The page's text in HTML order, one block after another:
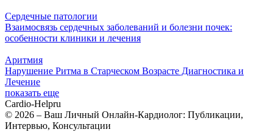
Сердечные патологии
Взаимосвязь сердечных заболеваний и болезни почек:
особенности клиники и лечения
Аритмия
Нарушение Ритма в Старческом Возрасте Диагностика и
Лечение
показать еще
Cardio-Helpru
© 2026 – Ваш Личный Онлайн-Кардиолог: Публикации,
Интервью, Консультации